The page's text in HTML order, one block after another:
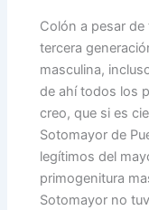
Colón a pesar
tercera
masculina,
de ahí todos los
creo, que si es
Sotomayor de
legítimos del
primogenitura
Sotomayor no